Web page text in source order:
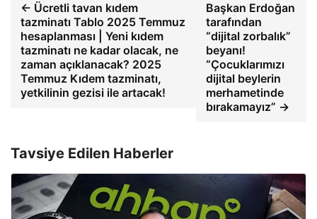
← Ücretli tavan kıdem
tazminatı Tablo 2025 Temmuz
hesaplanması | Yeni kıdem
tazminatı ne kadar olacak, ne
zaman açıklanacak? 2025
Temmuz Kıdem tazminatı,
yetkilinin gezisi ile artacak!
Başkan Erdoğan
tarafından
“dijital zorbalık”
beyanı!
“Çocuklarımızı
dijital beylerin
merhametinde
bırakamayız” →
Tavsiye Edilen Haberler